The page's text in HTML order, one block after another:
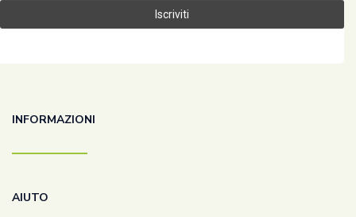
INFORMAZIONI
AIUTO